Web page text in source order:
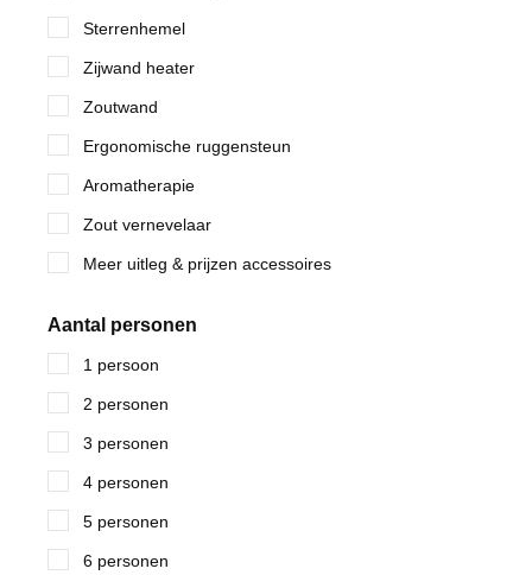
Sterrenhemel
Zijwand heater
Zoutwand
Ergonomische ruggensteun
Aromatherapie
Zout vernevelaar
Meer uitleg & prijzen accessoires
Aantal personen
1 persoon
2 personen
3 personen
4 personen
5 personen
6 personen